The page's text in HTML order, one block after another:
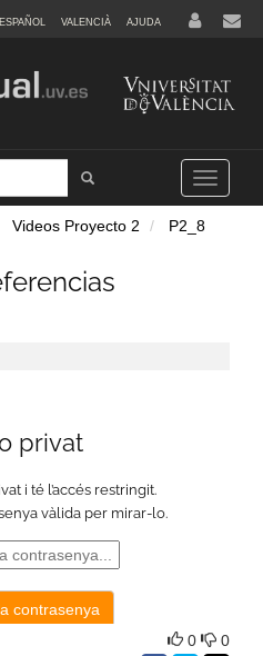
ESPAÑOL VALENCIÀ AJUDA
Tramet
Toggle
navigation
Videos Proyecto 2 P2_8
0 0